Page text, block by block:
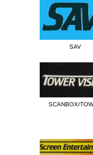
SAV
SCANBOX/